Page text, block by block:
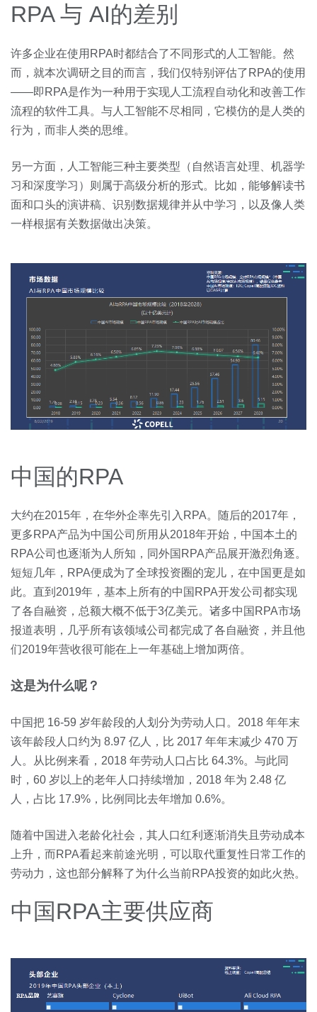
RPA 与 AI的差别
许多企业在使用RPA时都结合了不同形式的人工智能。然
而，就本次调研之目的而言，我们仅特别评估了RPA的使用
——即RPA是作为一种用于实现人工流程自动化和改善工作
流程的软件工具。与人工智能不尽相同，它模仿的是人类的
行为，而非人类的思维。
另一方面，人工智能三种主要类型（自然语言处理、机器学
习和深度学习）则属于高级分析的形式。比如，能够解读书
面和口头的演讲稿、识别数据规律并从中学习，以及像人类
一样根据有关数据做出决策。
中国的RPA
大约在2015年，在华外企率先引入RPA。随后的2017年，
更多RPA产品为中国公司所用从2018年开始，中国本土的
RPA公司也逐渐为人所知，同外国RPA产品展开激烈角逐。
短短几年，RPA便成为了全球投资圈的宠儿，在中国更是如
此。直到2019年，基本上所有的中国RPA开发公司都实现
了各自融资，总额大概不低于3亿美元。诸多中国RPA市场
报道表明，几乎所有该领域公司都完成了各自融资，并且他
们2019年营收很可能在上一年基础上增加两倍。
这是为什么呢？
中国把 16-59 岁年龄段的人划分为劳动人口。2018 年年末
该年龄段人口约为 8.97 亿人，比 2017 年年末减少 470 万
人。从比例来看，2018 年劳动人口占比 64.3%。与此同
时，60 岁以上的老年人口持续增加，2018 年为 2.48 亿
人，占比 17.9%，比例同比去年增加 0.6%。
随着中国进入老龄化社会，其人口红利逐渐消失且劳动成本
上升，而RPA看起来前途光明，可以取代重复性日常工作的
劳动力，这也部分解释了为什么当前RPA投资的如此火热。
中国RPA主要供应商